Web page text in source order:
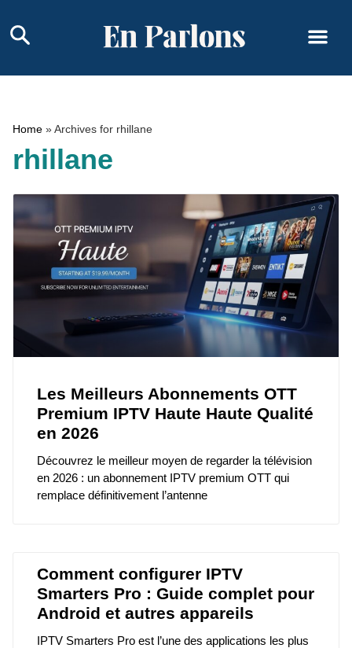
Home »Archives for rhillane
rhillane
Les Meilleurs Abonnements OTT
Premium IPTV Haute Haute Qualité
en 2026
Découvrez le meilleur moyen de regarder la télévision
en 2026 : un abonnement IPTV premium OTT qui
remplace définitivement l’antenne
Comment configurer IPTV
Smarters Pro : Guide complet pour
Android et autres appareils
IPTV Smarters Pro est l’une des applications les plus